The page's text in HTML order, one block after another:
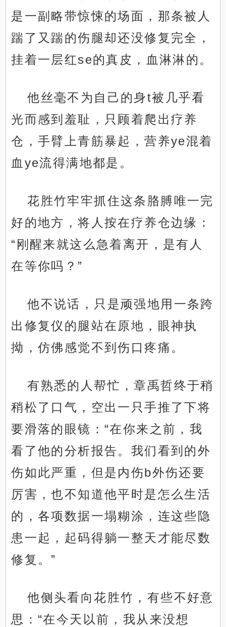
是一副略带惊悚的场面，那条被人
踹了又踹的伤腿却还没修复完全，
挂着一层红se的真皮，血淋淋的。
他丝毫不为自己的身t被几乎看
光而感到羞耻，只顾着爬出疗养
仓，手臂上青筋暴起，营养ye混着
血ye流得满地都是。
花胜竹牢牢抓住这条胳膊唯一完
好的地方，将人按在疗养仓边缘：
“刚醒来就这么急着离开，是有人
在等你吗？”
他不说话，只是顽强地用一条跨
出修复仪的腿站在原地，眼神执
拗，仿佛感觉不到伤口疼痛。
有熟悉的人帮忙，章禹哲终于稍
稍松了口气，空出一只手推了下将
要滑落的眼镜：“在你来之前，我
看了他的分析报告。我们看到的外
伤如此严重，但是内伤b外伤还要
厉害，也不知道他平时是怎么生活
的，各项数据一塌糊涂，连这些隐
患一起，起码得躺一整天才能尽数
修复。”
他侧头看向花胜竹，有些不好意
思：“在今天以前，我从来没想